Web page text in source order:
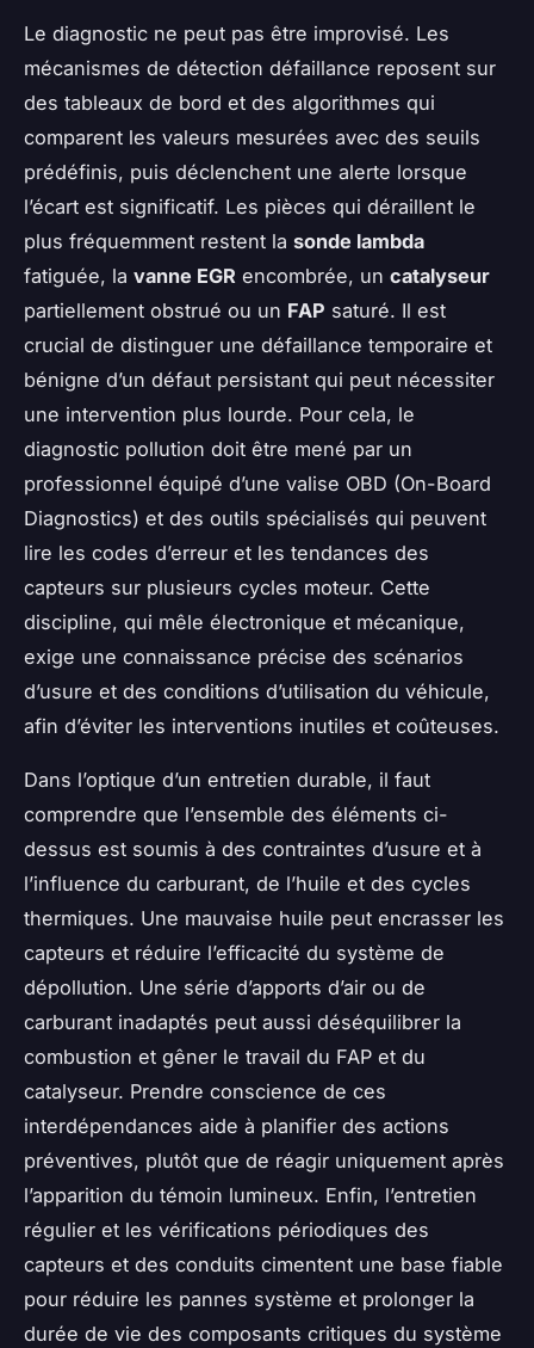
Le diagnostic ne peut pas être improvisé. Les
mécanismes de détection défaillance reposent sur
des tableaux de bord et des algorithmes qui
comparent les valeurs mesurées avec des seuils
prédéfinis, puis déclenchent une alerte lorsque
l’écart est significatif. Les pièces qui déraillent le
plus fréquemment restent la sonde lambda
fatiguée, la vanne EGR encombrée, un catalyseur
partiellement obstrué ou un FAP saturé. Il est
crucial de distinguer une défaillance temporaire et
bénigne d’un défaut persistant qui peut nécessiter
une intervention plus lourde. Pour cela, le
diagnostic pollution doit être mené par un
professionnel équipé d’une valise OBD (On-Board
Diagnostics) et des outils spécialisés qui peuvent
lire les codes d’erreur et les tendances des
capteurs sur plusieurs cycles moteur. Cette
discipline, qui mêle électronique et mécanique,
exige une connaissance précise des scénarios
d’usure et des conditions d’utilisation du véhicule,
afin d’éviter les interventions inutiles et coûteuses.
Dans l’optique d’un entretien durable, il faut
comprendre que l’ensemble des éléments ci-
dessus est soumis à des contraintes d’usure et à
l’influence du carburant, de l’huile et des cycles
thermiques. Une mauvaise huile peut encrasser les
capteurs et réduire l’efficacité du système de
dépollution. Une série d’apports d’air ou de
carburant inadaptés peut aussi déséquilibrer la
combustion et gêner le travail du FAP et du
catalyseur. Prendre conscience de ces
interdépendances aide à planifier des actions
préventives, plutôt que de réagir uniquement après
l’apparition du témoin lumineux. Enfin, l’entretien
régulier et les vérifications périodiques des
capteurs et des conduits cimentent une base fiable
pour réduire les pannes système et prolonger la
durée de vie des composants critiques du système